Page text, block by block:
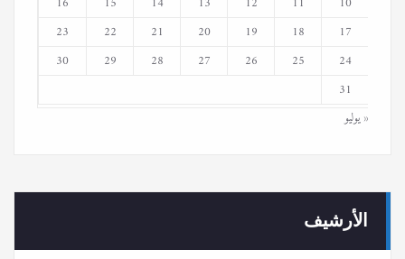
17
18
19
20
21
22
23
24
25
26
27
28
29
30
31
« يوليو
الأرشيف